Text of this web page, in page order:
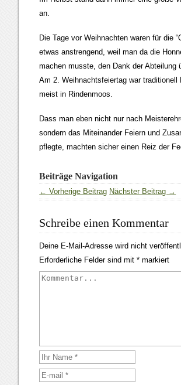
an.
Die Tage vor Weihnachten waren für die
etwas anstrengend, weil man da die
machen musste, den Dank der Abteilung
Am 2. Weihnachtsfeiertag war traditionell
meist in Rindenmoos.
Dass man eben nicht nur nach
sondern das Miteinander Feiern und
pflegte, machten sicher einen Reiz der
Beiträge Navigation
← Vorherige Beitrag Nächster Beitrag →
Schreibe einen Kommentar
Deine E-Mail-Adresse wird nicht
Erforderliche Felder sind mit* markiert